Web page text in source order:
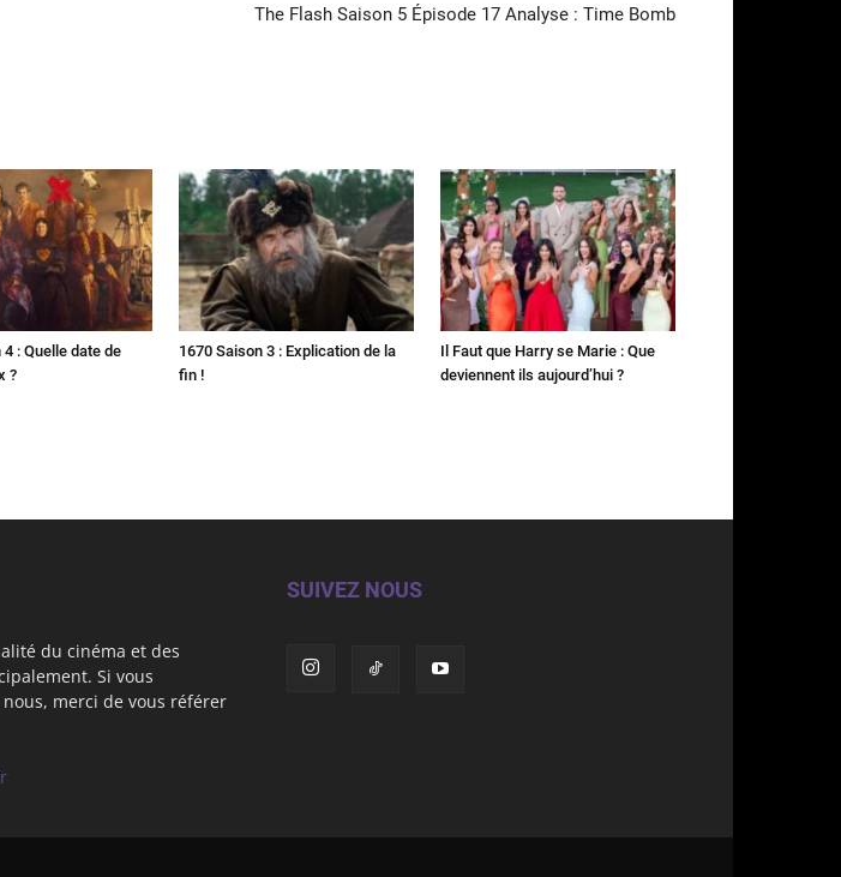
The Flash Saison 5 Épisode 17 Analyse : Time Bomb
4 : Quelle date de
?
1670 Saison 3 : Explication de la
fin !
Il Faut que Harry se Marie : Que
deviennent ils aujourd’hui ?
du cinéma et des
Si vous
merci de vous référer
SUIVEZ NOUS